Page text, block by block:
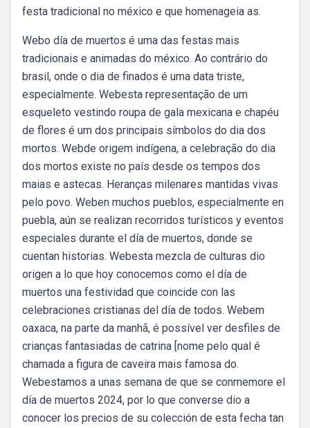
festa tradicional no méxico e que homenageia as.
Webo día de muertos é uma das festas mais
tradicionais e animadas do méxico. Ao contrário do
brasil, onde o dia de finados é uma data triste,
especialmente. Webesta representação de um
esqueleto vestindo roupa de gala mexicana e chapéu
de flores é um dos principais símbolos do dia dos
mortos. Webde origem indígena, a celebração do dia
dos mortos existe no país desde os tempos dos
maias e astecas. Heranças milenares mantidas vivas
pelo povo. Weben muchos pueblos, especialmente en
puebla, aún se realizan recorridos turísticos y eventos
especiales durante el día de muertos, donde se
cuentan historias. Webesta mezcla de culturas dio
origen a lo que hoy conocemos como el día de
muertos una festividad que coincide con las
celebraciones cristianas del día de todos. Webem
oaxaca, na parte da manhã, é possível ver desfiles de
crianças fantasiadas de catrina [nome pelo qual é
chamada a figura de caveira mais famosa do.
Webestamos a unas semana de que se conmemore el
día de muertos 2024, por lo que converse dio a
conocer los precios de su colección de esta fecha tan